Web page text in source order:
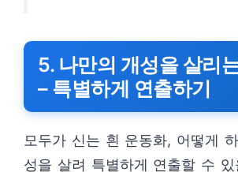
5. 나만의 개성을 살리
– 특별하게 연출하기
모두가 신는 흰 운동화, 어떻게
성을 살려 특별하게 연출할 수 있